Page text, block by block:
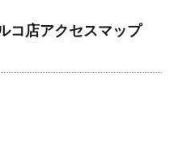
コ店アクセスマップ